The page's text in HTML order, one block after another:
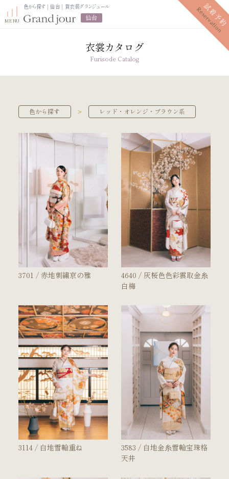
色から探す｜仙台｜貸衣装グランジュール
仙台
写真だけの成人式プラン
ママ振袖プラン
振袖展示会
ママ振袖相談会
衣裳カタログ
LOOKBOOK
大学1年生の方へ
大学2年生の方へ
ヘアスタイリング特集
アルバム・写真商品
コンセプト
衣裳カタログ
Furisode Catalog
色から探す ＞ レッド・オレンジ・ブラウン系
3701 / 赤地刺繍京の雅
4640 / 灰桜色色彩雲取金糸
白梅
3114 / 白地雪輪重ね
3583 / 白地金糸雪輪宝珠格
天井